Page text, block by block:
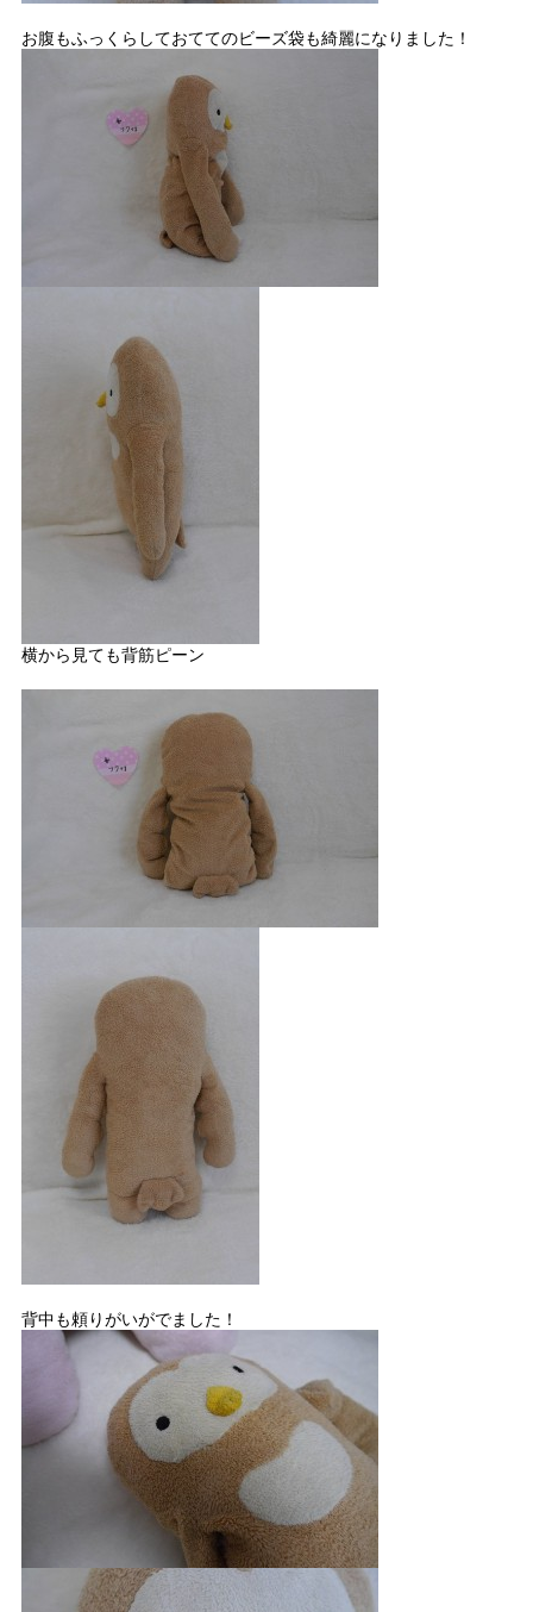
お腹もふっくらしておててのビーズ袋も綺麗になりました！
横から見ても背筋ピーン
背中も頼りがいがでました！